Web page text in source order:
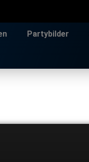
Partybilder